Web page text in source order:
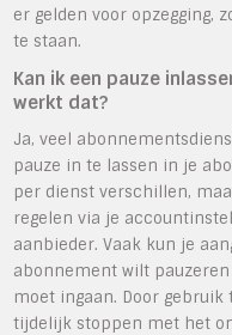
er gelden voor opzegging,
te staan.
Kan ik een pauze
werkt dat?
Ja, veel
pauze in te lassen in je
per dienst verschillen,
regelen via je
aanbieder. Vaak kun je
abonnement wilt
moet ingaan. Door
tijdelijk stoppen met het